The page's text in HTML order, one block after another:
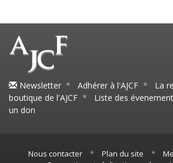
Newsletter * Adhérer à l'AJCF * La
boutique de l'AJCF * Liste des
un don
Nous contacter * Plan du site *